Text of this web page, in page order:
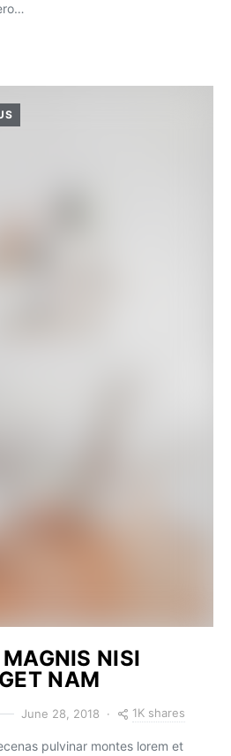
NISI
NAM
June 28, 2018 1K shares
pulvinar montes lorem et